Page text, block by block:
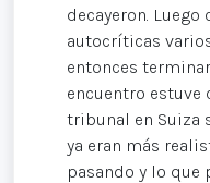
decayeron.
autocríticas
entonces
encuentro estuve
tribunal en Suiza
ya eran más
pasando y lo que